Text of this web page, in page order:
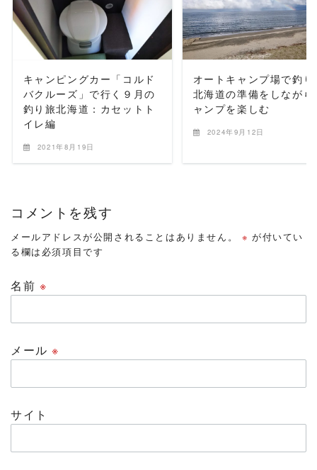
READ MORE
キャンピングカー「コルド
バクルーズ」で行く９月の
釣り旅北海道：カセットト
イレ編
2021年8月19日
READ MORE
オートキャンプ場で釣り
北海道の準備をしながら
ャンプを楽しむ
2024年9月12日
コメントを残す
メールアドレスが公開されることはありません。 ※ が付いてい
る欄は必須項目です
名前 ※
メール※
サイト